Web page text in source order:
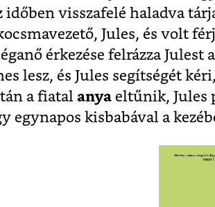
időben visszafelé haladva
Jules, és volt
érkezése felrázza Julest
lesz, és Jules segítségét
a fiatal anya eltűnik, Jules
egynapos kisbabával a